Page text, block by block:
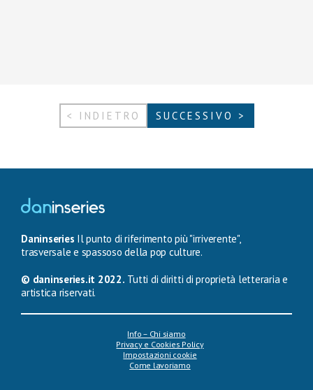
< INDIETRO SUCCESSIVO >
Daninseries Il punto di riferimento più "irriverente",
trasversale e spassoso della pop culture.
© daninseries.it 2022. Tutti di diritti di proprietà letteraria e
artistica riservati.
Info – Chi siamo
Privacy e Cookies Policy
Impostazioni cookie
Come lavoriamo